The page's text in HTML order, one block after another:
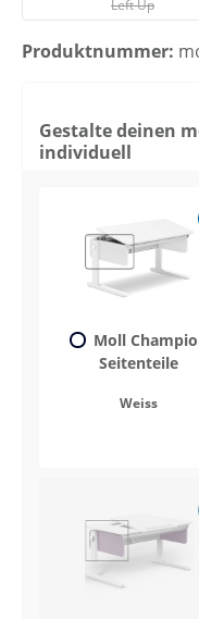
Left Up
Produktnummer:
Gestalte deinen
individuell
Moll
Seitenteile
Weiss